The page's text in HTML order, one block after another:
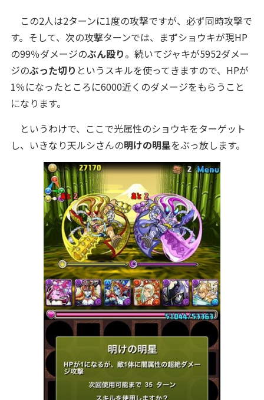
この2人は2ターンに1度の攻撃ですが、必ず同時攻撃で
す。そして、次の攻撃ターンでは、まずショウキが現HP
の99％ダメージのぶん殴り。続いてジャキが5952ダメー
ジのぶった切り というスキルを使ってきますので、HPが
1％になったところに6000近くのダメージをもらうこと
になります。
というわけで、ここで光属性のショウキをターゲット
し、いきなり天ルシさんの明けの明星をぶっ放します。